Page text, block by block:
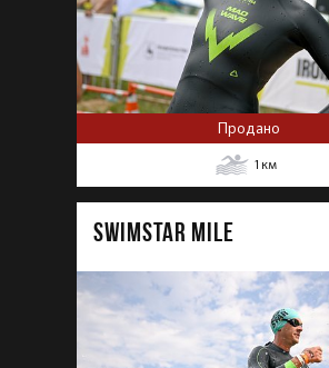
Продано
1 км
SWIMSTAR MILE